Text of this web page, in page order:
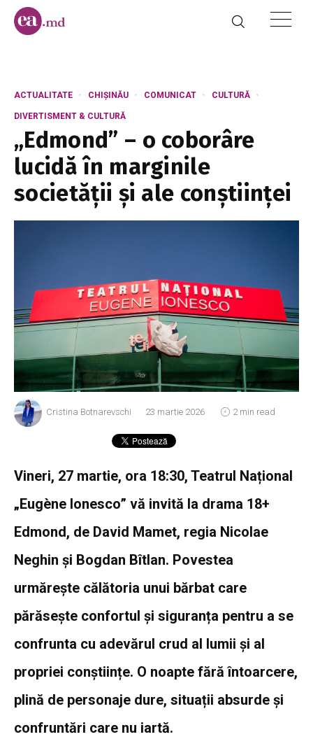
ACTUALITATE CHIȘINĂU COMUNICAT CULTURĂ
DIVERTISMENT & CULTURĂ
„Edmond” – o coborâre
lucidă în marginile
societății și ale conștiinței
Cristina Botnarevschi 23 martie 2026 2 min read
Vineri, 27 martie, ora 18:30, Teatrul Național
„Eugène Ionesco” vă invită la drama 18+
Edmond, de David Mamet, regia Nicolae
Neghin și Bogdan Bîtlan. Povestea
urmărește călătoria unui bărbat care
părăsește confortul și siguranța pentru a se
confrunta cu adevărul crud al lumii și al
propriei conștiințe. O noapte fără întoarcere,
plină de personaje dure, situații absurde și
confruntări care nu iartă.